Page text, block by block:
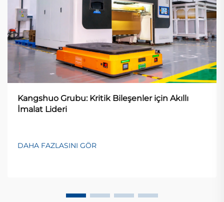
Kangshuo Grubu: Kritik Bileşenler için Akıllı
İmalat Lideri
DAHA FAZLASINI GÖR